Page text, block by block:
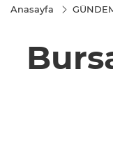
Anasayfa